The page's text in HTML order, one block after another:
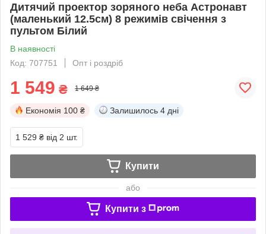
Дитячий проектор зоряного неба Астронавт
(маленький 12.5см) 8 режимів свічення з
пультом Білий
В наявності
Код: 707751
Опт і роздріб
1 549 ₴ 1 649 ₴
Економія 100 ₴ Залишилось 4 дні
1 529 ₴ від 2 шт.
Купити
або
Купити з